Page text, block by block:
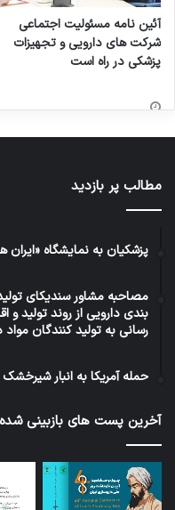
آئین نامه مسئولیت اجتماعی
شرکت های دارویی و تجهیزات
پزشکی در راه است
مطالب پر بازدید
پزشکیان به نمایشگاه
مصاحبه مشاور سندیکای
بندی دارویی از روند تولید
رسانی به تولید کنندگان
حمله آمریکا به انبار
آخرین پست های بازبینی شده